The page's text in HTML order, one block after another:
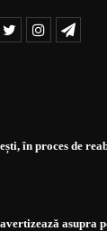
în proces de
asupra